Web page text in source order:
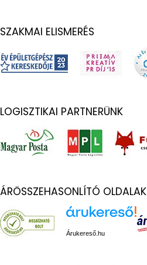
SZAKMAI ELISMERÉS
LOGISZTIKAI PARTNERÜNK
ÁRÖSSZEHASONLÍTÓ OLDALAK
Árukereső.hu